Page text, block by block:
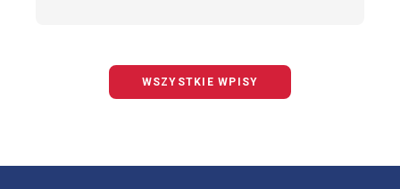
WSZYSTKIE WPISY